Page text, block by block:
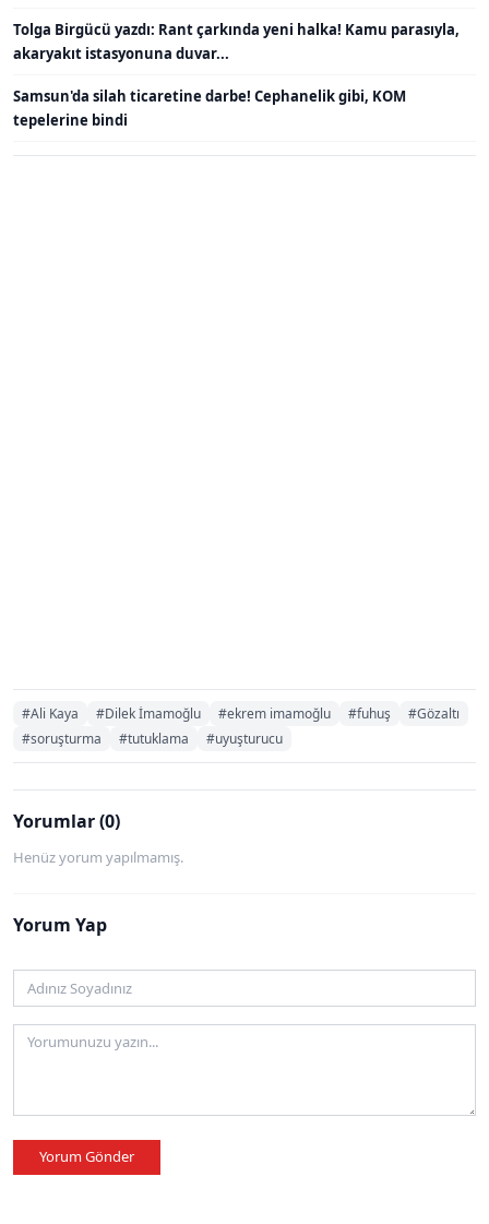
Tolga Birgücü yazdı: Rant çarkında yeni halka! Kamu parasıyla,
akaryakıt istasyonuna duvar...
Samsun'da silah ticaretine darbe! Cephanelik gibi, KOM
tepelerine bindi
#Ali Kaya #Dilek İmamoğlu #ekrem imamoğlu #fuhuş
#Gözaltı
#soruşturma
#tutuklama #uyuşturucu
Yorumlar (0)
Henüz yorum yapılmamış.
Yorum Yap
Yorum Gönder